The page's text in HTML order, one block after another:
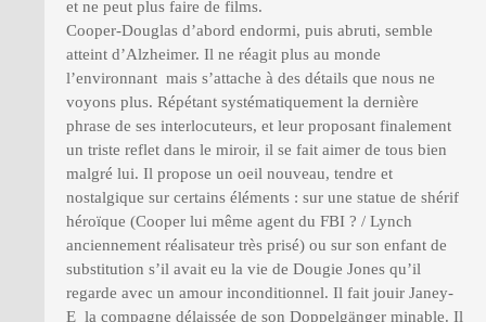
et ne peut plus faire de films.
Cooper-Douglas d’abord endormi, puis abruti, semble
atteint d’Alzheimer. Il ne réagit plus au monde
l’environnant mais s’attache à des détails que nous ne
voyons plus. Répétant systématiquement la dernière
phrase de ses interlocuteurs, et leur proposant finalement
un triste reflet dans le miroir, il se fait aimer de tous bien
malgré lui. Il propose un oeil nouveau, tendre et
nostalgique sur certains éléments : sur une statue de shérif
héroïque (Cooper lui même agent du FBI ? / Lynch
anciennement réalisateur très prisé) ou sur son enfant de
substitution s’il avait eu la vie de Dougie Jones qu’il
regarde avec un amour inconditionnel. Il fait jouir Janey-
E la compagne délaissée de son Doppelgänger minable. Il